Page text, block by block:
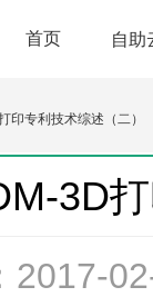
首页 自助
印专利技术综述（二）
3D
2017-